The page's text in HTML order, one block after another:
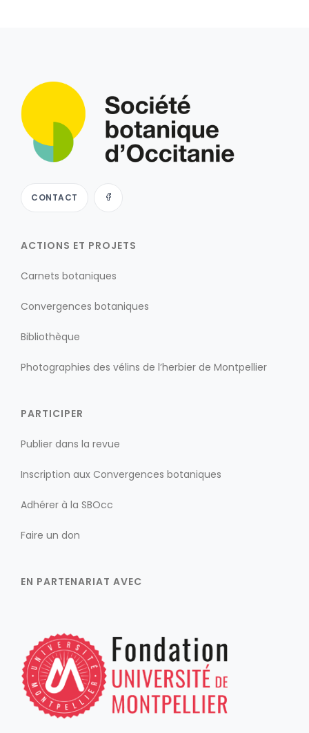
CONTACT
ACTIONS ET PROJETS
Carnets botaniques
Convergences botaniques
Bibliothèque
Photographies des vélins de l’herbier de Montpellier
PARTICIPER
Publier dans la revue
Inscription aux Convergences botaniques
Adhérer à la SBOcc
Faire un don
EN PARTENARIAT AVEC